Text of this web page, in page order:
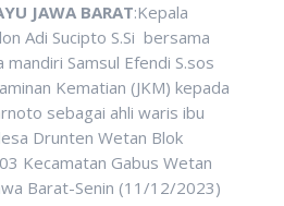
JAWA BARAT:Kepala
Adi Sucipto S.Si bersama
Samsul Efendi S.sos
Kematian (JKM) kepada
sebagai ahli waris ibu
Drunten Wetan Blok
Kecamatan Gabus Wetan
Barat-Senin (11/12/2023)